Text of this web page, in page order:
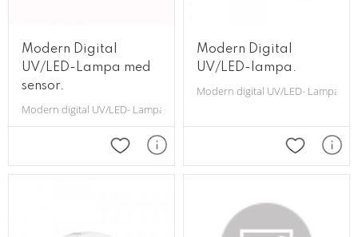
Modern Digital
UV/LED-Lampa med
sensor.
Modern digital UV/LED- Lampa för manikyr/pedikyr.
Lägg till i favoriter
Modern Digital
UV/LED-lampa.
Modern digital UV/LED- Lampa
Lägg till i